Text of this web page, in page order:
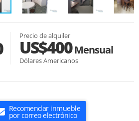
Precio de alquiler
US$400Mensual
Dólares Americanos
Recomendar inmueble
por correo electrónico